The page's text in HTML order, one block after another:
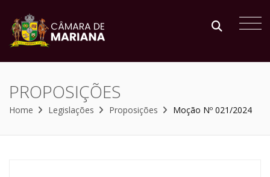
PROPOSIÇÕES
Home Legislações Proposições Moção Nº 021/2024